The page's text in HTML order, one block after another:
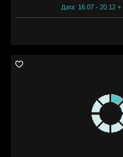
Дата: 16.07 - 20.12 +